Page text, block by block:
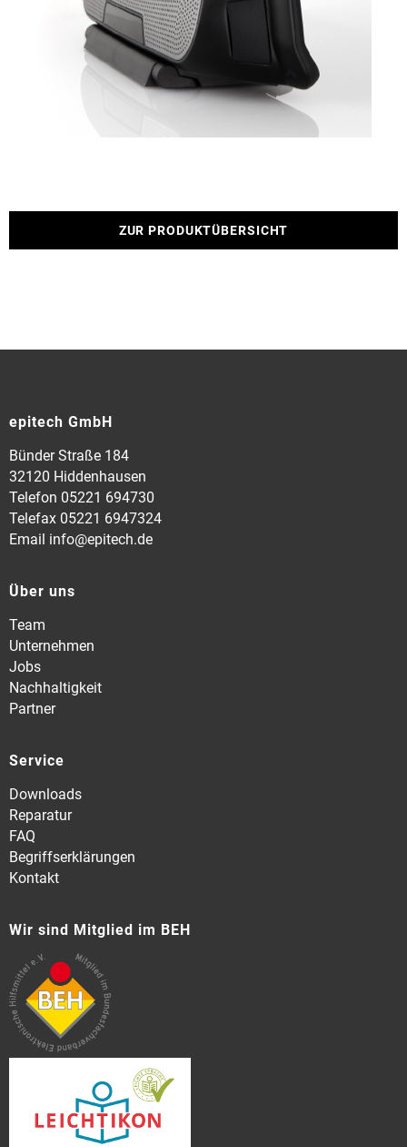
ZUR PRODUKTÜBERSICHT
epitech GmbH
Bünder Straße 184
32120 Hiddenhausen
Telefon 05221 694730
Telefax 05221 6947324
Email info@epitech.de
Über uns
Team
Unternehmen
Jobs
Nachhaltigkeit
Partner
Service
Downloads
Reparatur
FAQ
Begriffserklärungen
Kontakt
Wir sind Mitglied im BEH